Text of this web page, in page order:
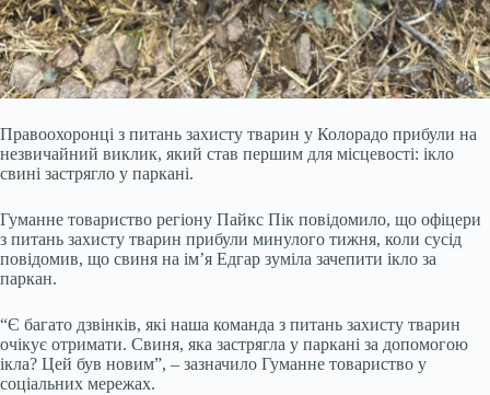
Правоохоронці з питань захисту тварин у Колорадо прибули на
незвичайний виклик, який став першим для місцевості: ікло
свині застрягло у паркані.
Гуманне товариство регіону Пайкс Пік повідомило, що офіцери
з питань захисту тварин прибули минулого тижня, коли сусід
повідомив, що свиня на ім’я Едгар зуміла зачепити ікло за
паркан.
“Є багато дзвінків, які наша команда з питань захисту тварин
очікує отримати. Свиня, яка застрягла у паркані за допомогою
ікла? Цей був новим”, – зазначило Гуманне товариство у
соціальних мережах.